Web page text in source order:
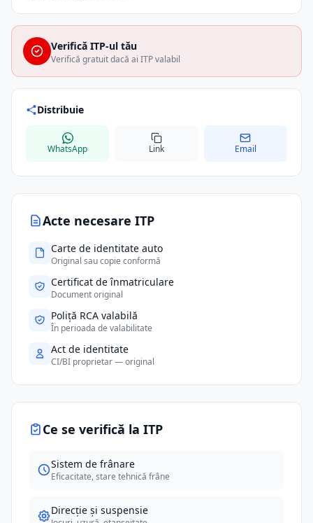
Acte necesare ITP
Carte de identitate auto
Original sau copie conformă
Certificat de înmatriculare
Document original
Poliță RCA valabilă
În perioada de valabilitate
Act de identitate
CI/BI proprietar — original
Ce se verifică la ITP
Sistem de frânare
Eficacitate, stare tehnică frâne
Direcție și suspensie
Verifică ITP-ul tău
Verifică gratuit dacă ai ITP valabil
Distribuie
WhatsApp Link Email